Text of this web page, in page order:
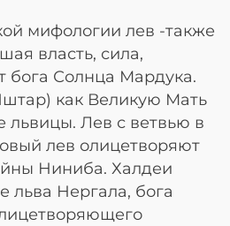
мифологии лев -также
власть, сила,
бога Солнца Мардука.
как Великую Мать
львицы. Лев с ветвью в
лев олицетворяют
Ниниба. Халдеи
льва Нергала, бога